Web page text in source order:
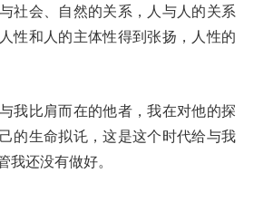
社会、自然的关系，人与人的关系
性和人的主体性得到张扬，人性的
我比肩而在的他者，我在对他的探
的生命拟讬，这是这个时代给与我
还没有做好。